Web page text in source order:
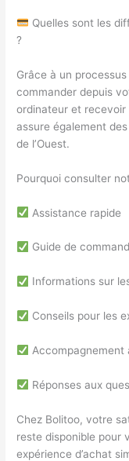
Quelles sont les
?
Grâce à un
commander depuis
ordinateur et recevoir
assure également
de l’Ouest.
Pourquoi consulter
Assistance rapide
Guide de
Informations sur
Conseils pour les
Accompagnement
Réponses aux
Chez Bolitoo, votre
reste disponible pour
expérience d’achat